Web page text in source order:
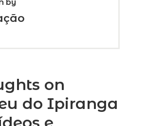
by
on
do Ipiranga